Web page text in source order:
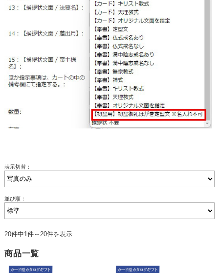
表示切替：
並び順：
20件中1件～20件を表示
商品一覧